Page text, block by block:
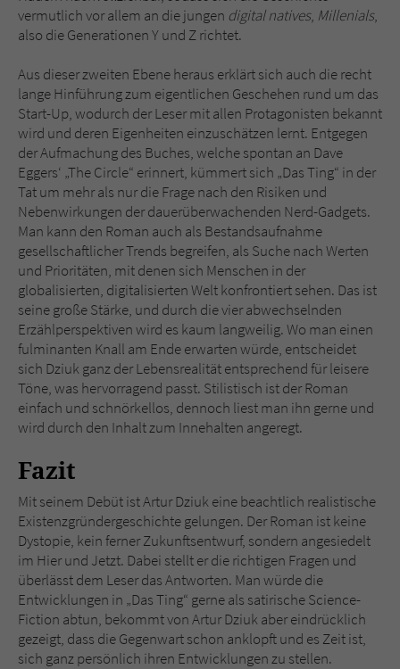
vermutlich vor allem an die jungen digital natives, Millenials,
also die Generationen Y und Z richtet.
Aus dieser zweiten Ebene heraus erklärt sich auch die recht
lange Hinführung zum eigentlichen Geschehen rund um das
Start-Up, wodurch der Leser mit allen Protagonisten bekannt
wird und deren Eigenheiten einzuschätzen lernt. Entgegen
der Aufmachung des Buches, welche spontan an Dave
Eggers‘ „The Circle“ erinnert, kümmert sich „Das Ting“ in der
Tat um mehr als nur die Frage nach den Risiken und
Nebenwirkungen der dauerüberwachenden Nerd-Gadgets.
Man kann den Roman auch als Bestandsaufnahme
gesellschaftlicher Trends begreifen, als Suche nach Werten
und Prioritäten, mit denen sich Menschen in der
globalisierten, digitalisierten Welt konfrontiert sehen. Das ist
seine große Stärke, und durch die vier abwechselnden
Erzählperspektiven wird es kaum langweilig. Wo man einen
fulminanten Knall am Ende erwarten würde, entscheidet
sich Dziuk ganz der Lebensrealität entsprechend für leisere
Töne, was hervorragend passt. Stilistisch ist der Roman
einfach und schnörkellos, dennoch liest man ihn gerne und
wird durch den Inhalt zum Innehalten angeregt.
Fazit
Mit seinem Debüt ist Artur Dziuk eine beachtlich realistische
Existenzgründergeschichte gelungen. Der Roman ist keine
Dystopie, kein ferner Zukunftsentwurf, sondern angesiedelt
im Hier und Jetzt. Dabei stellt er die richtigen Fragen und
überlässt dem Leser das Antworten. Man würde die
Entwicklungen in „Das Ting“ gerne als satirische Science-
Fiction abtun, bekommt von Artur Dziuk aber eindrücklich
gezeigt, dass die Gegenwart schon anklopft und es Zeit ist,
sich ganz persönlich ihren Entwicklungen zu stellen.